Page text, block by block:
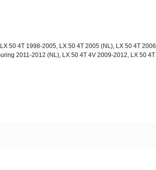
50 4T 1998-2005, LX 50 4T 2005 (NL), LX 50 4T 2006
2011-2012 (NL), LX 50 4T 4V 2009-2012, LX 50 4T